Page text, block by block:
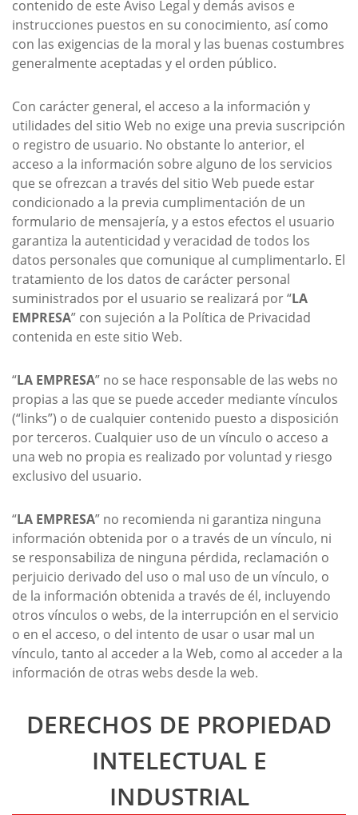
contenido de este Aviso Legal y demás avisos e
instrucciones puestos en su conocimiento, así como
con las exigencias de la moral y las buenas costumbres
generalmente aceptadas y el orden público.
Con carácter general, el acceso a la información y
utilidades del sitio Web no exige una previa suscripción
o registro de usuario. No obstante lo anterior, el
acceso a la información sobre alguno de los servicios
que se ofrezcan a través del sitio Web puede estar
condicionado a la previa cumplimentación de un
formulario de mensajería, y a estos efectos el usuario
garantiza la autenticidad y veracidad de todos los
datos personales que comunique al cumplimentarlo. El
tratamiento de los datos de carácter personal
suministrados por el usuario se realizará por “LA
EMPRESA” con sujeción a la Política de Privacidad
contenida en este sitio Web.
“LA EMPRESA” no se hace responsable de las webs no
propias a las que se puede acceder mediante vínculos
(“links”) o de cualquier contenido puesto a disposición
por terceros. Cualquier uso de un vínculo o acceso a
una web no propia es realizado por voluntad y riesgo
exclusivo del usuario.
“LA EMPRESA” no recomienda ni garantiza ninguna
información obtenida por o a través de un vínculo, ni
se responsabiliza de ninguna pérdida, reclamación o
perjuicio derivado del uso o mal uso de un vínculo, o
de la información obtenida a través de él, incluyendo
otros vínculos o webs, de la interrupción en el servicio
o en el acceso, o del intento de usar o usar mal un
vínculo, tanto al acceder a la Web, como al acceder a la
información de otras webs desde la web.
DERECHOS DE PROPIEDAD
INTELECTUAL E
INDUSTRIAL